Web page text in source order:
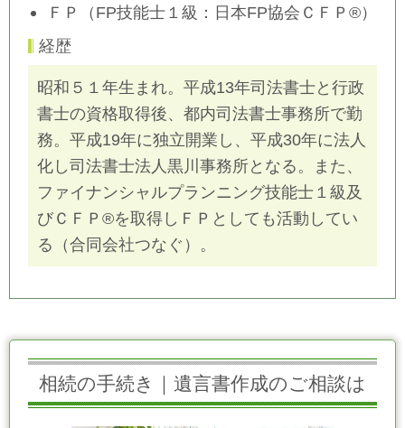
ＦＰ（FP技能士１級：日本FP協会ＣＦＰ®）
経歴
昭和５１年生まれ。平成13年司法書士と行政
書士の資格取得後、都内司法書士事務所で勤
務。平成19年に独立開業し、平成30年に法人
化し司法書士法人黒川事務所となる。また、
ファイナンシャルプランニング技能士１級及
びＣＦＰ®を取得しＦＰとしても活動してい
る（合同会社つなぐ）。
相続の手続き｜遺言書作成のご相談は